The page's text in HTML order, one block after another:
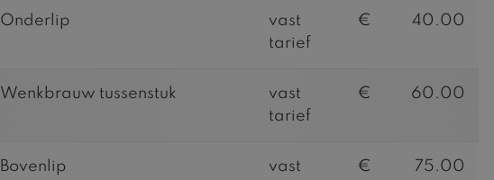
Onderlip
vast
tarief
€ 40.00
Wenkbrauw tussenstuk
vast
tarief
€ 60.00
Bovenlip
vast
€ 75.00